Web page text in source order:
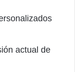
actual de